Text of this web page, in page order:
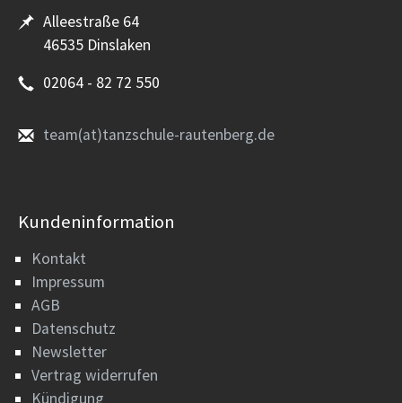
Alleestraße 64
46535 Dinslaken
02064 - 82 72 550
team(at)tanzschule-rautenberg.de
Kundeninformation
Kontakt
Impressum
AGB
Datenschutz
Newsletter
Vertrag widerrufen
Kündigung